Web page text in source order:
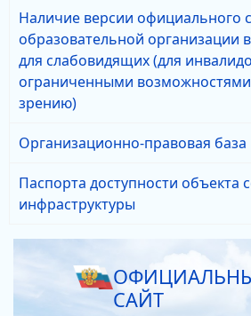
Наличие версии официального
образовательной организации
для слабовидящих (для
ограниченными
зрению)
Организационно-правовая база
Паспорта доступности объекта
инфраструктуры
САЙТ